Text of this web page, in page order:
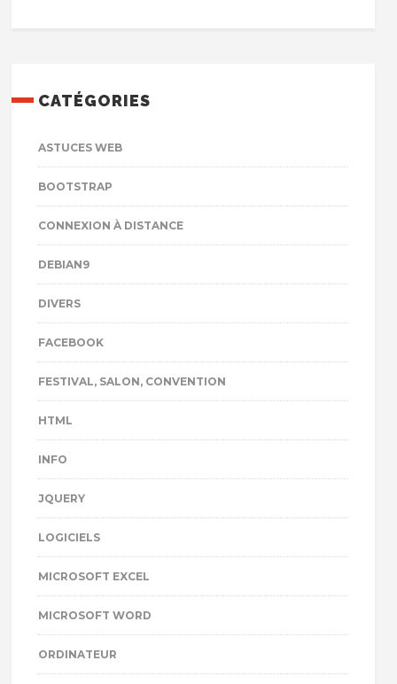
CATÉGORIES
ASTUCES WEB
BOOTSTRAP
CONNEXION À DISTANCE
DEBIAN9
DIVERS
FACEBOOK
FESTIVAL, SALON, CONVENTION
HTML
INFO
JQUERY
LOGICIELS
MICROSOFT EXCEL
MICROSOFT WORD
ORDINATEUR